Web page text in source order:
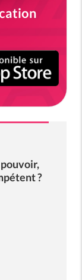
pouvoir,
?